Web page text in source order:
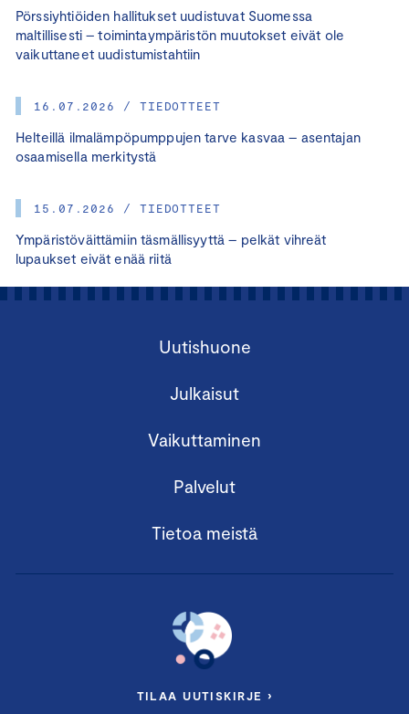
Pörssiyhtiöiden hallitukset uudistuvat Suomessa
maltillisesti – toimintaympäristön muutokset eivät ole
vaikuttaneet uudistumistahtiin
16.07.2026 / TIEDOTTEET
Helteillä ilmalämpöpumppujen tarve kasvaa – asentajan
osaamisella merkitystä
15.07.2026 / TIEDOTTEET
Ympäristöväittämiin täsmällisyyttä – pelkät vihreät
lupaukset eivät enää riitä
Uutishuone
Julkaisut
Vaikuttaminen
Palvelut
Tietoa meistä
TILAA UUTISKIRJE ›